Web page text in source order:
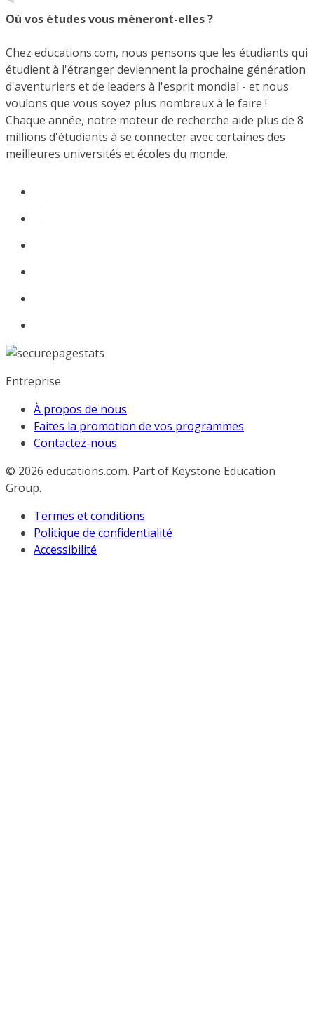
Où vos études vous mèneront-elles ?
Chez educations.com, nous pensons que les étudiants qui
étudient à l'étranger deviennent la prochaine génération
d'aventuriers et de leaders à l'esprit mondial - et nous
voulons que vous soyez plus nombreux à le faire !
Chaque année, notre moteur de recherche aide plus de 8
millions d'étudiants à se connecter avec certaines des
meilleures universités et écoles du monde.
Entreprise
À propos de nous
Faites la promotion de vos programmes
Contactez-nous
© 2026 educations.com. Part of Keystone Education
Group.
Termes et conditions
Politique de confidentialité
Accessibilité